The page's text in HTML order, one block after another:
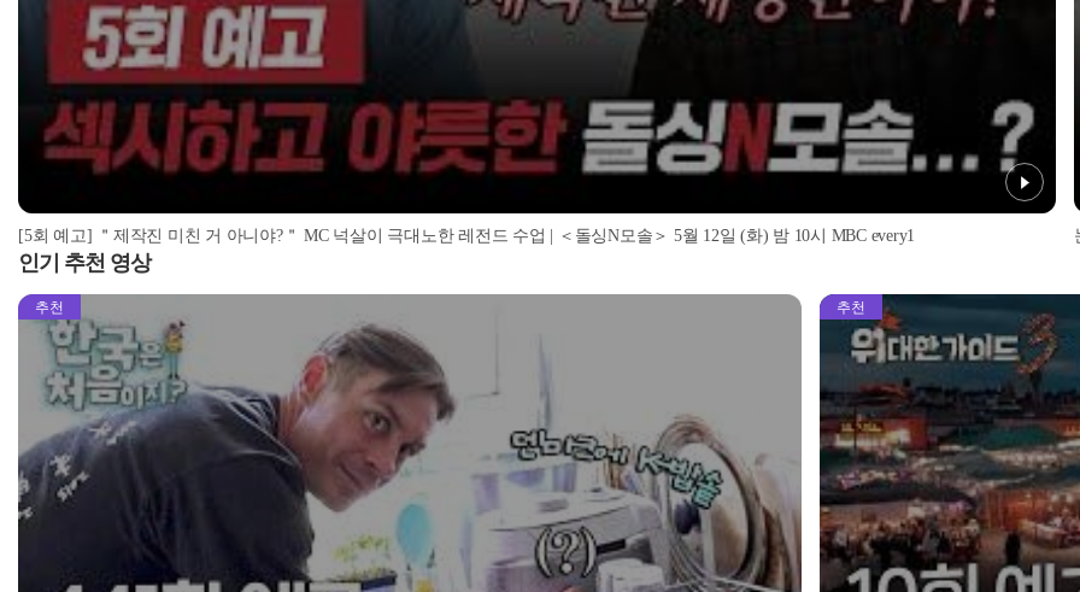
[5회 예고] ＂제작진 미친 거 아니야?＂ MC 넉살이 극대노한 레전드 수업 | ＜돌싱N모솔＞ 5월 12일 (화) 밤 10시 MBC every1
인기 추천 영상
추천 추천